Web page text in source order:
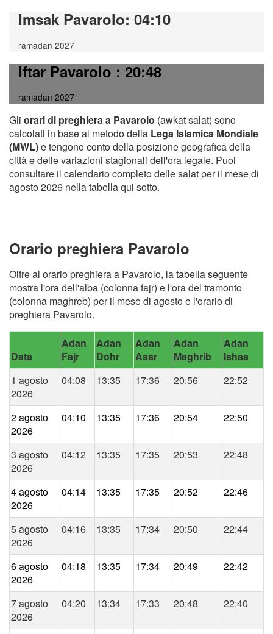
Imsak Pavarolo: 04:10
ramadan 2027
Iftar Pavarolo: 20:48
ramadan 2027
Gli orari di preghiera a Pavarolo (awkat salat) sono
calcolati in base al metodo della Lega Islamica Mondiale
(MWL)e tengono conto della posizione geografica della
città e delle variazioni stagionali dell'ora legale. Puoi
consultare il calendario completo delle salat per il mese di
agosto 2026 nella tabella qui sotto.
Orario preghiera Pavarolo
Oltre al orario preghiera a Pavarolo, la tabella seguente
mostra l'ora dell'alba (colonna fajr) e l'ora del tramonto
(colonna maghreb) per il mese di agosto e l'orario di
preghiera Pavarolo.
Data
Adan
Fajr
Adan
Dohr
Adan
Assr
Adan
Maghrib
Adan
Ishaa
1 agosto
2026
04:08 13:35 17:36 20:56 22:52
2 agosto
2026
04:10 13:35 17:36 20:54 22:50
3 agosto
2026
04:12 13:35 17:35 20:53 22:48
4 agosto
2026
04:14 13:35 17:35 20:52 22:46
5 agosto
2026
04:16 13:35 17:34 20:50 22:44
6 agosto
2026
04:18 13:35 17:34 20:49 22:42
7 agosto
2026
04:20 13:34 17:33 20:48 22:40